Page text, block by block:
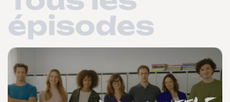
épisodes